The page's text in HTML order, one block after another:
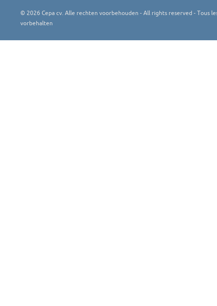
© 2026 Cepa cv. Alle rechten voorbehouden - All rights reserved - Tous
vorbehalten